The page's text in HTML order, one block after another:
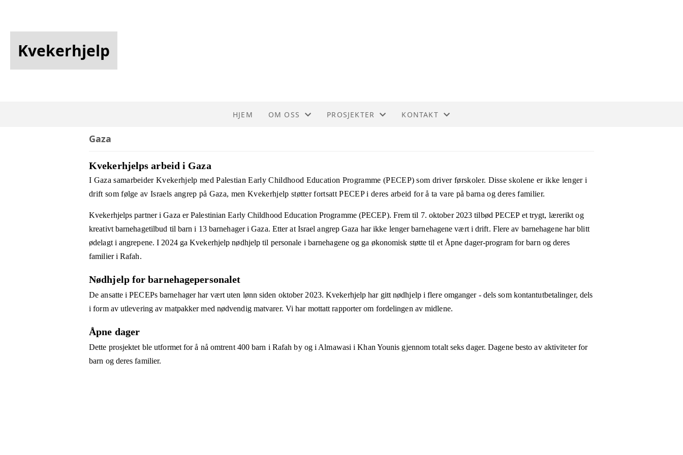
Kvekerhjelp
HJEM OM OSS
HISTORIE
ETISKE RETNINGSLINJER
PROSJEKTER
GAZA
RWANDA
KONTAKT
Gaza
Kvekerhjelps arbeid i Gaza
I Gaza samarbeider Kvekerhjelp med Palestian Early Childhood Education Programme (PECEP) som driver førskoler. Disse skolene er ikke lenger i
drift som følge av Israels angrep på Gaza, men Kvekerhjelp støtter fortsatt PECEP i deres arbeid for å ta vare på barna og deres familier.
Kvekerhjelps partner i Gaza er Palestinian Early Childhood Education Programme (PECEP). Frem til 7. oktober 2023 tilbød PECEP et trygt, lærerikt og
kreativt barnehagetilbud til barn i 13 barnehager i Gaza. Etter at Israel angrep Gaza har ikke lenger barnehagene vært i drift. Flere av barnehagene har blitt
ødelagt i angrepene. I 2024 ga Kvekerhjelp nødhjelp til personale i barnehagene og ga økonomisk støtte til et Åpne dager-program for barn og deres
familier i Rafah.
Nødhjelp for barnehagepersonalet
De ansatte i PECEPs barnehager har vært uten lønn siden oktober 2023. Kvekerhjelp har gitt nødhjelp i flere omganger - dels som kontantutbetalinger, dels
i form av utlevering av matpakker med nødvendig matvarer. Vi har mottatt rapporter om fordelingen av midlene.
Åpne dager
Dette prosjektet ble utformet for å nå omtrent 400 barn i Rafah by og i Almawasi i Khan Younis gjennom totalt seks dager. Dagene besto av aktiviteter for
barn og deres familier.